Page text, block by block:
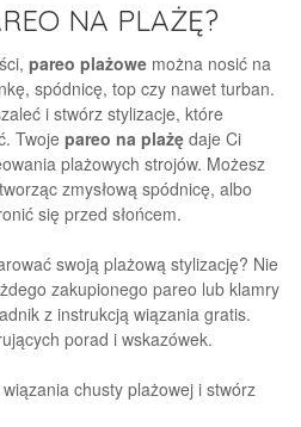
NA PLAŻĘ?
pareo plażowe można nosić na
spódnicę, top czy nawet turban.
i stwórz stylizacje, które
Twoje pareo na plażę daje Ci
plażowych strojów. Możesz
zmysłową spódnicę, albo
się przed słońcem.
swoją plażową stylizację? Nie
zakupionego pareo lub klamry
z instrukcją wiązania gratis.
porad i wskazówek.
chusty plażowej i stwórz